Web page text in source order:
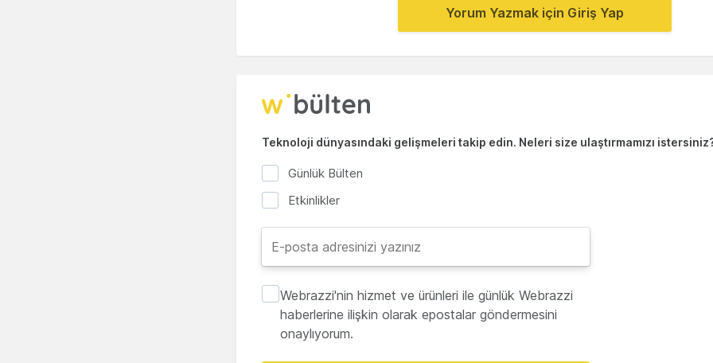
Yorum Yazmak için Giriş Yap
Teknoloji dünyasındaki gelişmeleri takip edin. Neleri size ulaştırmamızı
Günlük Bülten
Etkinlikler
Webrazzi'nin hizmet ve ürünleri ile günlük Webrazzi
haberlerine ilişkin olarak epostalar göndermesini
onaylıyorum.